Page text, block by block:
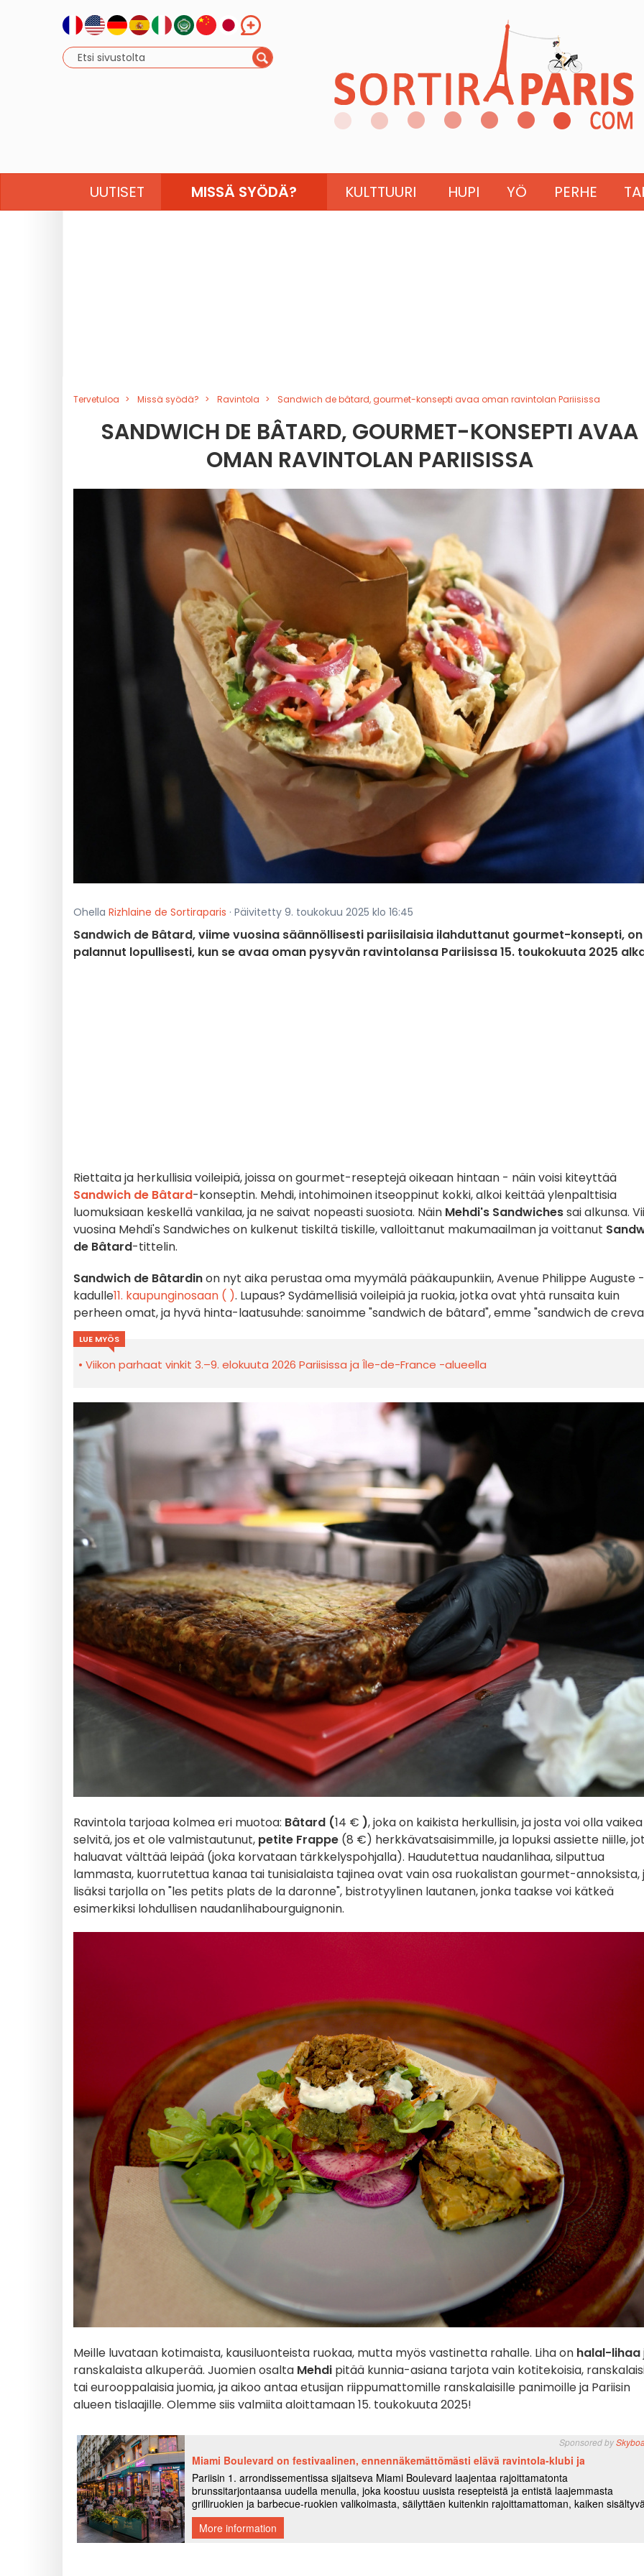
UUTISET MISSÄ SYÖDÄ? KULTTUURI HUPI YÖ PERHE
Tervetuloa Missä syödä? Ravintola Sandwich de bâtard, gourmet-konsepti avaa oman ravintolan Pariisissa
SANDWICH DE BÂTARD, GOURMET-KONSEPTI AVAA
OMAN RAVINTOLAN PARIISISSA
Ohella Rizhlaine de Sortiraparis · Päivitetty 9. toukokuu 2025 klo 16:45
Sandwich de Bâtard, viime vuosina säännöllisesti pariisilaisia ilahduttanut gourmet-konsepti, on
palannut lopullisesti, kun se avaa oman pysyvän ravintolansa Pariisissa 15. toukokuuta 2025
Riettaita ja herkullisia voileipiä, joissa on gourmet-reseptejä oikeaan hintaan - näin voisi kiteyttää
Sandwich de Bâtard-konseptin. Mehdi, intohimoinen itseoppinut kokki, alkoi keittää ylenpalttisia
luomuksiaan keskellä vankilaa, ja ne saivat nopeasti suosiota. Näin Mehdi's Sandwichessai alkunsa.
vuosina Mehdi's Sandwiches on kulkenut tiskiltä tiskille, valloittanut makumaailman ja voittanut
de Bâtard-tittelin.
Sandwich de Bâtardinon nyt aika perustaa oma myymälä pääkaupunkiin, Avenue Philippe Auguste -
kadulle11. kaupunginosaan ( ). Lupaus? Sydämellisiä voileipiä ja ruokia, jotka ovat yhtä runsaita kuin
perheen omat, ja hyvä hinta-laatusuhde: sanoimme "sandwich de bâtard", emme "sandwich de
LUE MYÖS
Viikon parhaat vinkit 3.–9. elokuuta 2026 Pariisissa ja Île-de-France -alueella
Ravintola tarjoaa kolmea eri muotoa: Bâtard (14 € ), joka on kaikista herkullisin, ja josta voi olla vaikea
selvitä, jos et ole valmistautunut, petite Frappe (8 €) herkkävatsaisimmille, ja lopuksi assiette niille,
haluavat välttää leipää (joka korvataan tärkkelyspohjalla). Haudutettua naudanlihaa, silputtua
lammasta, kuorrutettua kanaa tai tunisialaista tajinea ovat vain osa ruokalistan gourmet-annoksista,
lisäksi tarjolla on "les petits plats de la daronne", bistrotyylinen lautanen, jonka taakse voi kätkeä
esimerkiksi lohdullisen naudanlihabourguignonin.
Meille luvataan kotimaista, kausiluonteista ruokaa, mutta myös vastinetta rahalle. Liha on halal-lihaa
ranskalaista alkuperää. Juomien osalta Mehdi pitää kunnia-asiana tarjota vain kotitekoisia,
tai eurooppalaisia juomia, ja aikoo antaa etusijan riippumattomille ranskalaisille panimoille ja Pariisin
alueen tislaajille. Olemme siis valmiita aloittamaan 15. toukokuuta 2025!